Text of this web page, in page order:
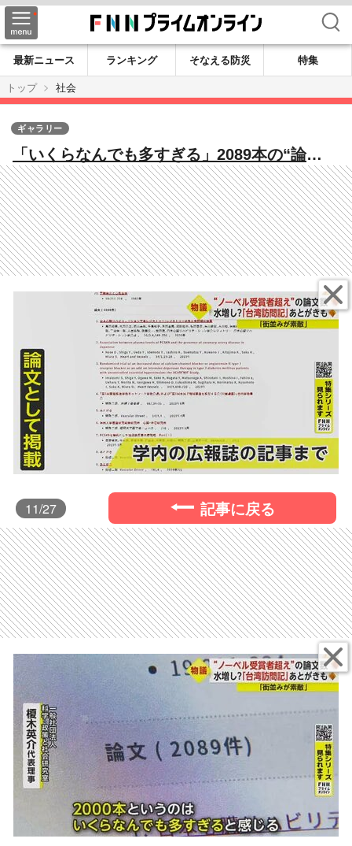
検索
最新ニュース ランキング そなえる防災
特集
トップ
社会
「いくらなんでも多すぎる」2089本の“論
文”仰天内容 学会報告あとがきに「街並みが
素敵」…水増し疑惑の大学トップ直撃
ギャラリー
11/27 記事に戻る